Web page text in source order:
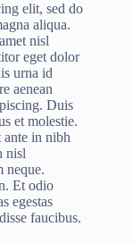
elit, sed do
aliqua.
nisl
eget dolor
urna id
aenean
Duis
et molestie.
ante in nibh
nisl
neque.
Et odio
egestas
faucibus.